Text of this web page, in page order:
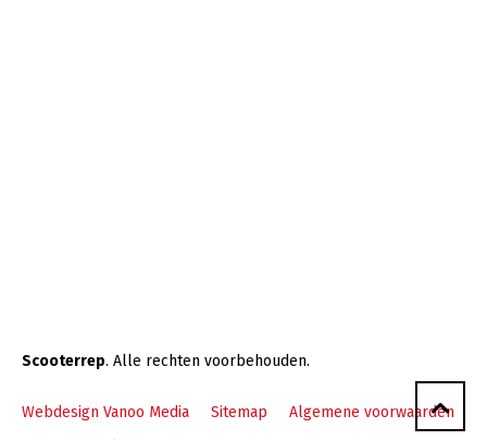
Scooterrep. Alle rechten voorbehouden.
Webdesign Vanoo Media Sitemap
Algemene voorwaarden